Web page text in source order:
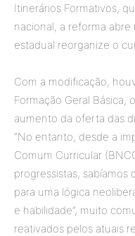
Itinerários Formativos,
nacional, a reforma
estadual reorganize o
Com a modificação,
Formação Geral Básica,
aumento da oferta das
“No entanto, desde a
Comum Curricular
progressistas,
para uma lógica
e habilidade”, muito
reativados pelos atuais